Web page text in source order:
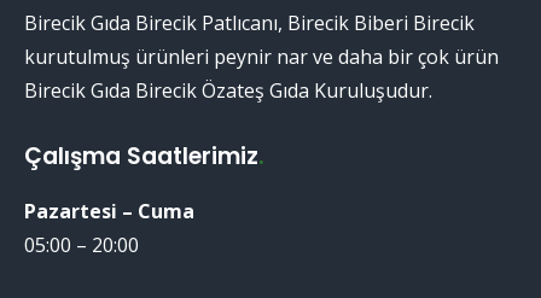
Birecik Gıda Birecik Patlıcanı, Birecik Biberi Birecik
kurutulmuş ürünleri peynir nar ve daha bir çok ürün
Birecik Gıda Birecik Özateş Gıda Kuruluşudur.
Çalışma Saatlerimiz.
Pazartesi – Cuma
05:00 – 20:00